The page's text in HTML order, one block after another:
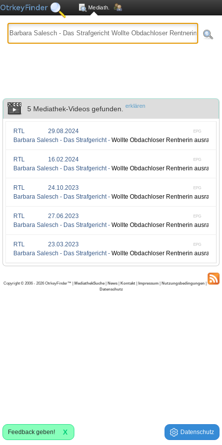
Mediath.
5 Mediathek-Videos gefunden. erklären
EPG
RTL
29.08.2024
Barbara Salesch - Das Strafgericht - Wollte Obdachloser Rentnerin
EPG
RTL
16.02.2024
Barbara Salesch - Das Strafgericht - Wollte Obdachloser Rentnerin
EPG
RTL
24.10.2023
Barbara Salesch - Das Strafgericht - Wollte Obdachloser Rentnerin
EPG
RTL
27.06.2023
Barbara Salesch - Das Strafgericht - Wollte Obdachloser Rentnerin
EPG
RTL
23.03.2023
Barbara Salesch - Das Strafgericht - Wollte Obdachloser Rentnerin
Copyright © 2006 - 2026 OtrkeyFinder™ | MediathekSuche | News | Kontakt | Impressum | Nutzungsbedingungen |
Datenschutz
Feedback geben! X Datenschutz